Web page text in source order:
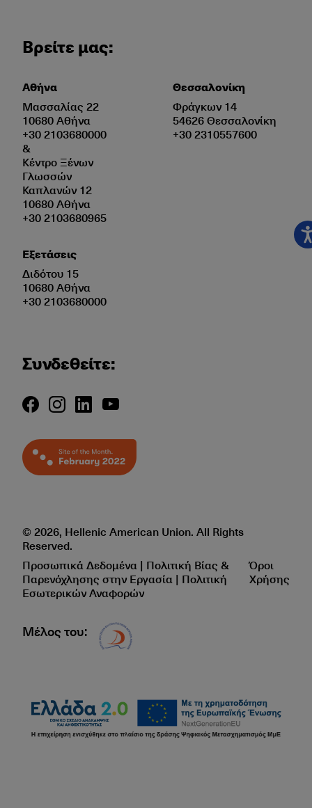
Βρείτε μας:
Αθήνα
Μασσαλίας 22
10680 Αθήνα
+30 2103680000
&
Κέντρο Ξένων
Γλωσσών
Καπλανών 12
10680 Αθήνα
+30 2103680965
Εξετάσεις
Διδότου 15
10680 Αθήνα
+30 2103680000
Θεσσαλονίκη
Φράγκων 14
54626 Θεσσαλονίκη
+30 2310557600
Συνδεθείτε:
© 2026, Hellenic American Union. All Rights
Reserved.
Προσωπικά Δεδομένα | Πολιτική Βίας &
Παρενόχλησης στην Εργασία | Πολιτική
Εσωτερικών Αναφορών
Όροι
Χρήσης
Μέλος του: